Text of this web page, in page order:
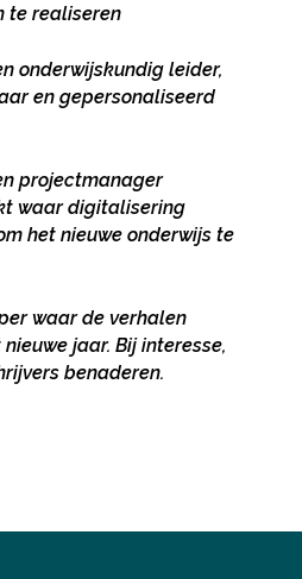
te realiseren
onderwijskundig leider,
en gepersonaliseerd
projectmanager
waar digitalisering
het nieuwe onderwijs te
waar de verhalen
jaar. Bij interesse,
benaderen.
via Facebook
via Twitter